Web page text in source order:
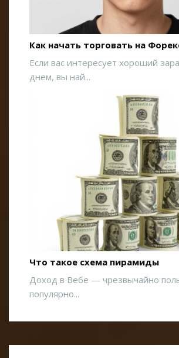
Как начать торговать на
Если вас интересует хороший
днем, вы най...
Что такое схема пирамиды
Доход в Вебе — чрезвычайно
популярно...